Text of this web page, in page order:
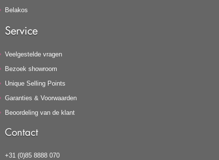
Belakos
Service
Veelgestelde vragen
Bezoek showroom
Unique Selling Points
Garanties & Voorwaarden
Beoordeling van de klant
Contact
+31 (0)85 8888 070